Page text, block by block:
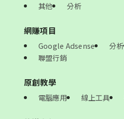
其他
分析
網賺項目
Google Adsense 分析
聯盟行銷
原創教學
電腦應用 線上工具